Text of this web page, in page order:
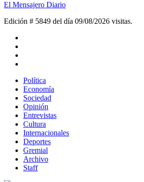
El Mensajero Diario
Edición # 5849 del día 09/08/2026 visitas.
Política
Economía
Sociedad
Opinión
Entrevistas
Cultura
Internacionales
Deportes
Gremial
Archivo
Staff